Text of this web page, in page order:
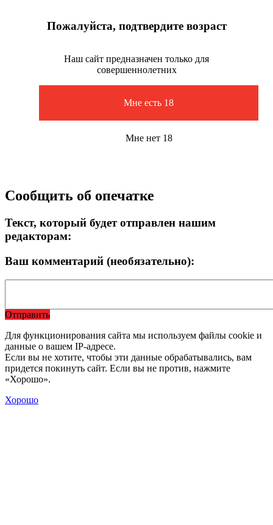
Пожалуйста, подтвердите возраст
Наш сайт предназначен только для
совершеннолетних
Мне есть 18
Мне нет 18
Сообщить об опечатке
Текст, который будет отправлен нашим
редакторам:
Ваш комментарий (необязательно):
Отправить
Для функционирования сайта мы используем файлы cookie и
данные о вашем IP-адресе.
Если вы не хотите, чтобы эти данные обрабатывались, вам
придется покинуть сайт. Если вы не против, нажмите
«Хорошо».
Хорошо